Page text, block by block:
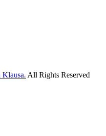
Klausa. All Rights Reserved